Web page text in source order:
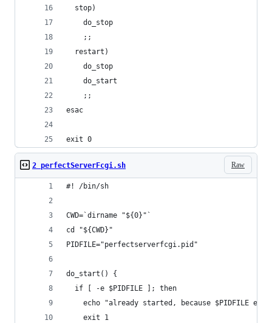
  stop)
    do_stop
    ;;
  restart)
    do_stop
    do_start
    ;;
esac
exit 0
Raw
2 perfectServerFcgi.sh
#! /bin/sh
CWD=`dirname "${0}"`
cd "${CWD}"
PIDFILE="perfectserverfcgi.pid"
do_start() {
  if [ -e $PIDFILE ]; then
echo "already started, because $PIDFILE
    exit 1